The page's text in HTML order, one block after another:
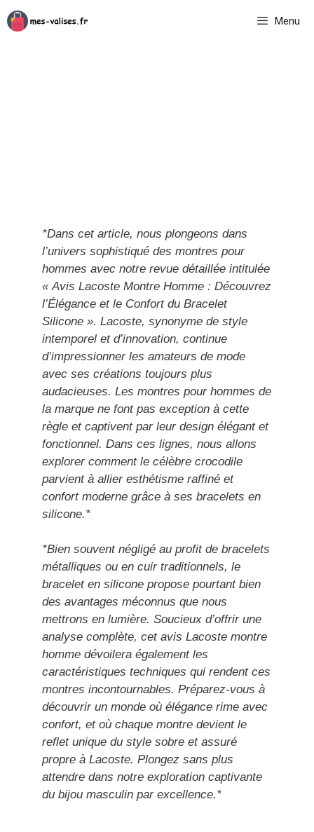
Aller
au
Menu
*Dans cet article, nous plongeons dans
l’univers sophistiqué des montres pour
hommes avec notre revue détaillée intitulée
« Avis Lacoste Montre Homme : Découvrez
l’Élégance et le Confort du Bracelet
Silicone ». Lacoste, synonyme de style
intemporel et d’innovation, continue
d’impressionner les amateurs de mode
avec ses créations toujours plus
audacieuses. Les montres pour hommes de
la marque ne font pas exception à cette
règle et captivent par leur design élégant et
fonctionnel. Dans ces lignes, nous allons
explorer comment le célèbre crocodile
parvient à allier esthétisme raffiné et
confort moderne grâce à ses bracelets en
silicone.*
*Bien souvent négligé au profit de bracelets
métalliques ou en cuir traditionnels, le
bracelet en silicone propose pourtant bien
des avantages méconnus que nous
mettrons en lumière. Soucieux d’offrir une
analyse complète, cet avis Lacoste montre
homme dévoilera également les
caractéristiques techniques qui rendent ces
montres incontournables. Préparez-vous à
découvrir un monde où élégance rime avec
confort, et où chaque montre devient le
reflet unique du style sobre et assuré
propre à Lacoste. Plongez sans plus
attendre dans notre exploration captivante
du bijou masculin par excellence.*